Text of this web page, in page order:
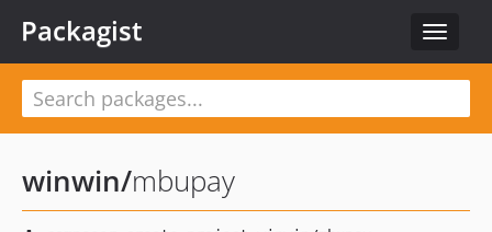
Toggle
Packagist
winwin/mbupay